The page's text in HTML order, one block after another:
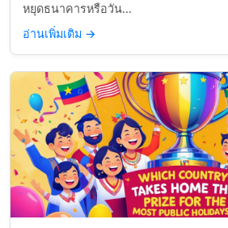
หยุดธนาคารหรือวัน...
อ่านเพิ่มเติม →